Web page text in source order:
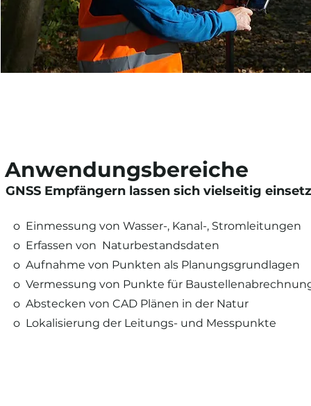
Anwendungsbereiche
GNSS Empfängern lassen sich vielseitig
o Einmessung von Wasser-, Kanal-, Stromleitungen
o Erfassen von Naturbestandsdaten
o Aufnahme von Punkten als Planungsgrundlagen
o Vermessung von Punkte für
o Abstecken von CAD Plänen in der Natur
o Lokalisierung der Leitungs- und Messpunkte